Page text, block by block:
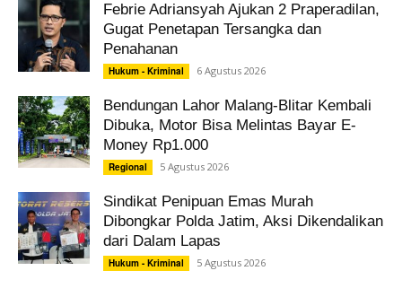
Febrie Adriansyah Ajukan 2 Praperadilan,
Gugat Penetapan Tersangka dan
Penahanan
Hukum - Kriminal 6 Agustus 2026
Bendungan Lahor Malang-Blitar Kembali
Dibuka, Motor Bisa Melintas Bayar E-
Money Rp1.000
Regional 5 Agustus 2026
Sindikat Penipuan Emas Murah
Dibongkar Polda Jatim, Aksi Dikendalikan
dari Dalam Lapas
Hukum - Kriminal 5 Agustus 2026